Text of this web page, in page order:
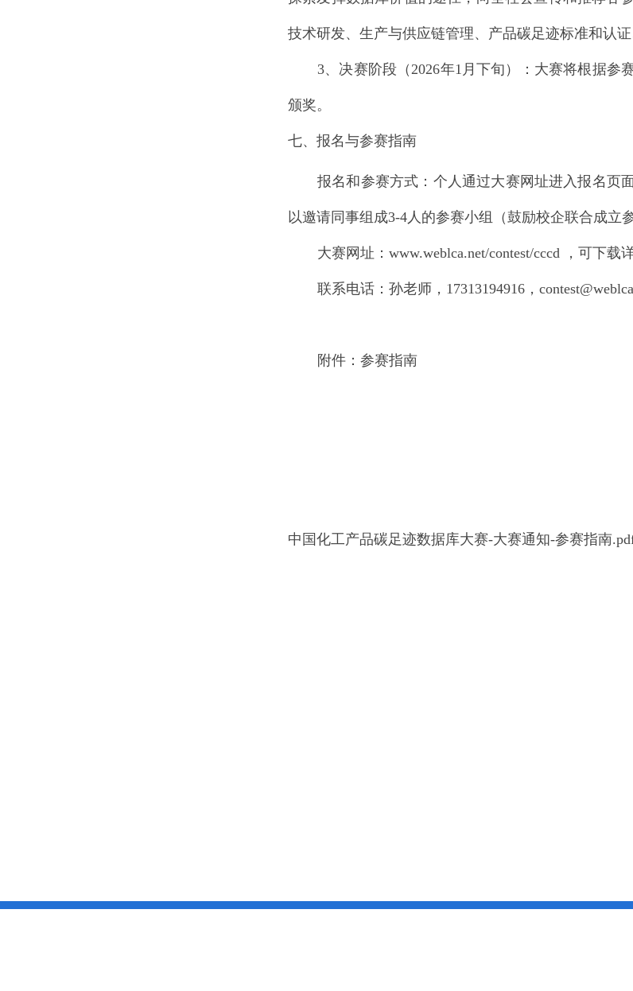
技术研发、生产与供应链管理、产品碳足迹标准和认
3、决赛阶段（2026年1月下旬）：大赛将根据
颁奖。
七、报名与参赛指南
报名和参赛方式： 个人通过大赛网址进入报名页
以邀请同事组成3-4人的参赛小组（鼓励校企联合成立
大赛网址： www.weblca.net/contest/cccd ，可下载
联系电话：孙老师，17313194916，
附件：参赛指南
中国化工产品碳足迹数据库大赛-大赛通知-参赛指南